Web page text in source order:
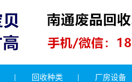
回收种类 厂房设备